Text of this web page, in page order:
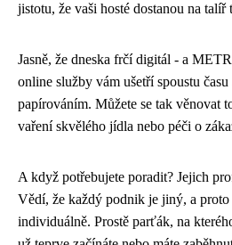
jistotu, že vaši hosté dostanou na talíř
Jasně, že dneska frčí digitál - a
online služby vám ušetří spoustu
papírováním. Můžete se tak věnovat
vaření skvělého jídla nebo péči o
A když potřebujete poradit? Jejich
Vědí, že každý podnik je jiný, a
individuálně. Prostě parťák, na